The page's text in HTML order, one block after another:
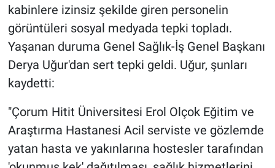
kabinlere izinsiz şekilde giren personelin
görüntüleri sosyal medyada tepki topladı.
Yaşanan duruma Genel Sağlık-İş Genel Başkanı
Derya Uğur'dan sert tepki geldi. Uğur, şunları
kaydetti:
"Çorum Hitit Üniversitesi Erol Olçok Eğitim ve
Araştırma Hastanesi Acil serviste ve gözlemde
yatan hasta ve yakınlarına hostesler tarafından
Yerel Gündem
Yerel Yaşam
Canlı Yayın